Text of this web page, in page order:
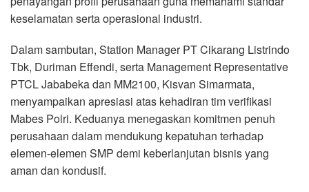
keselamatan serta operasional industri.
Dalam sambutan, Station Manager PT Cikarang Listrindo
Tbk, Duriman Effendi, serta Management Representative
PTCL Jababeka dan MM2100, Kisvan Simarmata,
menyampaikan apresiasi atas kehadiran tim verifikasi
Mabes Polri. Keduanya menegaskan komitmen penuh
perusahaan dalam mendukung kepatuhan terhadap
elemen-elemen SMP demi keberlanjutan bisnis yang
aman dan kondusif.